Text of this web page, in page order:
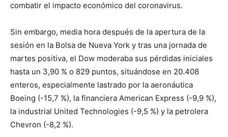
combatir el impacto económico del coronavirus.
Sin embargo, media hora después de la apertura de la
sesión en la Bolsa de Nueva York y tras una jornada de
martes positiva, el Dow moderaba sus pérdidas iniciales
hasta un 3,90 % o 829 puntos, situándose en 20.408
enteros, especialmente lastrado por la aeronáutica
Boeing (-15,7 %), la financiera American Express (-9,9 %),
la industrial United Technologies (-9,5 %) y la petrolera
Chevron (-8,2 %).